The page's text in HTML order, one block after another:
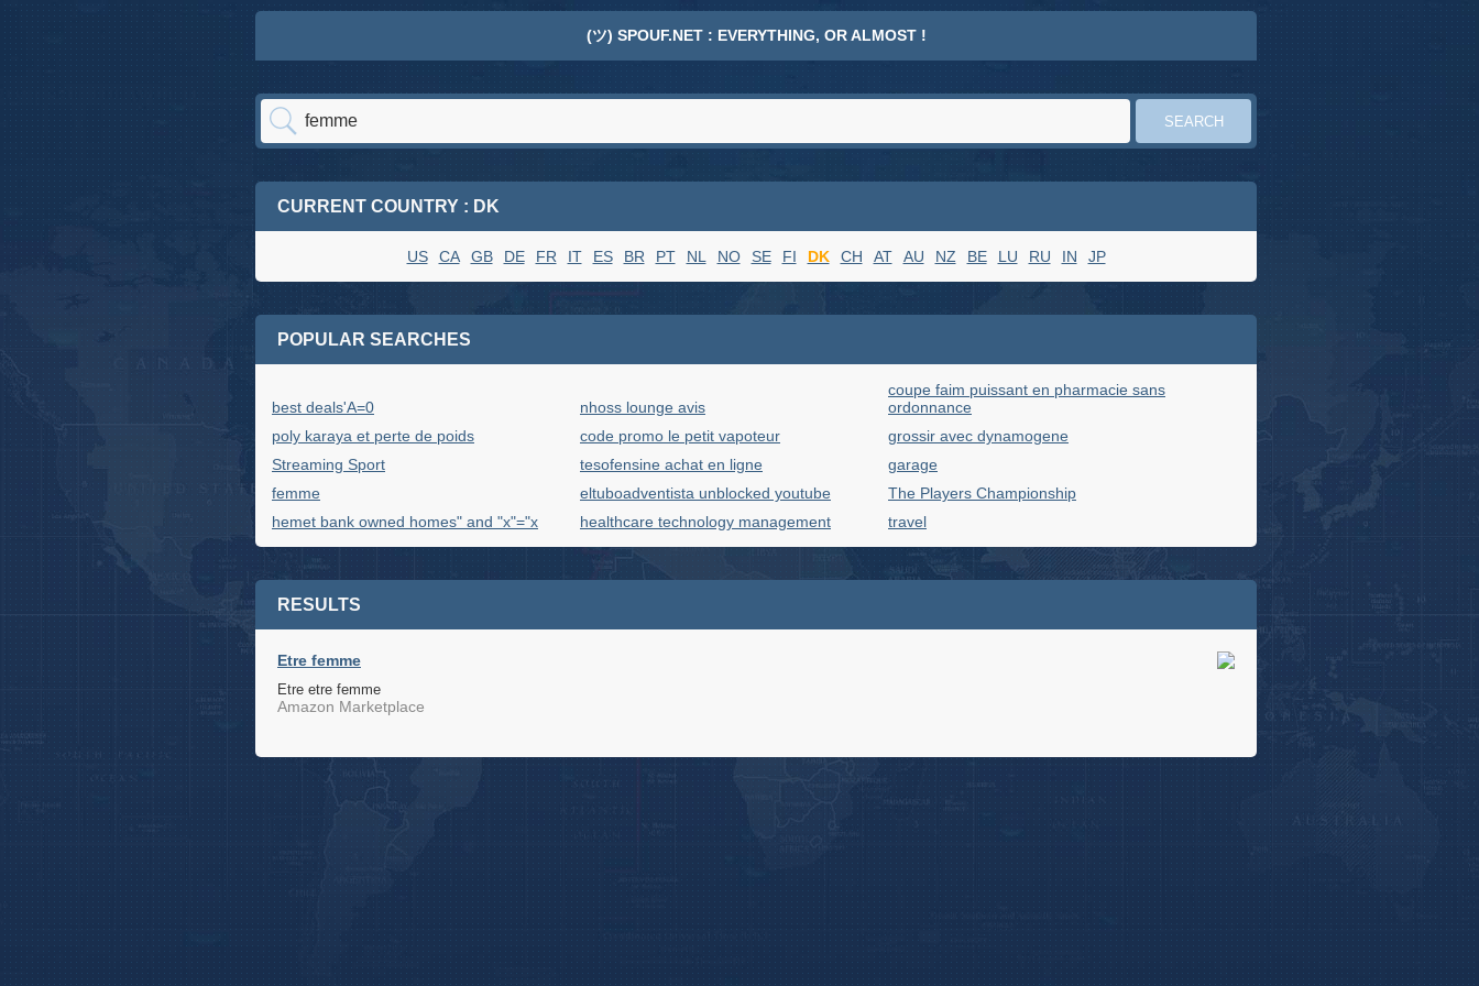
(ツ) SPOUF.NET : EVERYTHING, OR ALMOST !
CURRENT COUNTRY : DK
US CA GB DE FR IT ES BR PT NL NO SE FI DK CH AT AU NZ BE LU RU IN JP
POPULAR SEARCHES
best deals'A=0 nhoss lounge avis
coupe faim puissant en pharmacie sans
ordonnance
poly karaya et perte de poids
code promo le petit vapoteur
grossir avec dynamogene
Streaming Sport
tesofensine achat en ligne
garage
femme
eltuboadventista unblocked youtube
The Players Championship
hemet bank owned homes" and "x"="x
healthcare technology management travel
RESULTS
Etre femme
Etre etre femme
Amazon Marketplace